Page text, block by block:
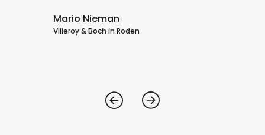
Mario Nieman
Villeroy & Boch in Roden